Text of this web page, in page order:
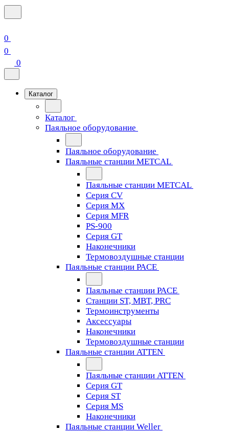
0
0
0
Каталог
Каталог
Паяльное оборудование
Паяльное оборудование
Паяльные станции METCAL
Паяльные станции METCAL
Серия CV
Серия MX
Серия MFR
PS-900
Серия GT
Наконечники
Термовоздушные станции
Паяльные станции PACE
Паяльные станции PACE
Станции ST, MBT, PRC
Термоинструменты
Аксессуары
Наконечники
Термовоздушные станции
Паяльные станции ATTEN
Паяльные станции ATTEN
Серия GT
Серия ST
Серия MS
Наконечники
Паяльные станции Weller